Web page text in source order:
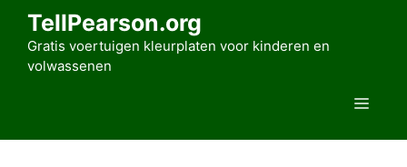
TellPearson.org
Gratis voertuigen kleurplaten voor kinderen en
volwassenen
Menu